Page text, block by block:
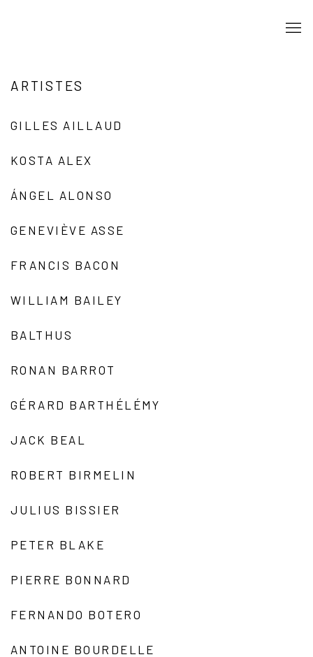
ARTISTES
GILLES AILLAUD
KOSTA ALEX
ÁNGEL ALONSO
GENEVIÈVE ASSE
FRANCIS BACON
WILLIAM BAILEY
BALTHUS
RONAN BARROT
GÉRARD BARTHÉLÉMY
JACK BEAL
ROBERT BIRMELIN
JULIUS BISSIER
PETER BLAKE
PIERRE BONNARD
FERNANDO BOTERO
ANTOINE BOURDELLE